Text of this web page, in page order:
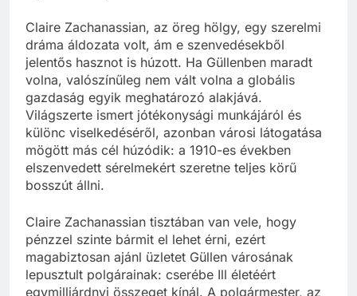
Claire Zachanassian, az öreg hölgy, egy szerelmi
dráma áldozata volt, ám e szenvedésekből
jelentős hasznot is húzott. Ha Güllenben maradt
volna, valószínűleg nem vált volna a globális
gazdaság egyik meghatározó alakjává.
Világszerte ismert jótékonysági munkájáról és
különc viselkedéséről, azonban városi látogatása
mögött más cél húzódik: a 1910-es években
elszenvedett sérelmekért szeretne teljes körű
bosszút állni.
Claire Zachanassian tisztában van vele, hogy
pénzzel szinte bármit el lehet érni, ezért
magabiztosan ajánl üzletet Güllen városának
lepusztult polgárainak: cserébe Ill életéért
egymilliárdnyi összeget kínál. A polgármester, az